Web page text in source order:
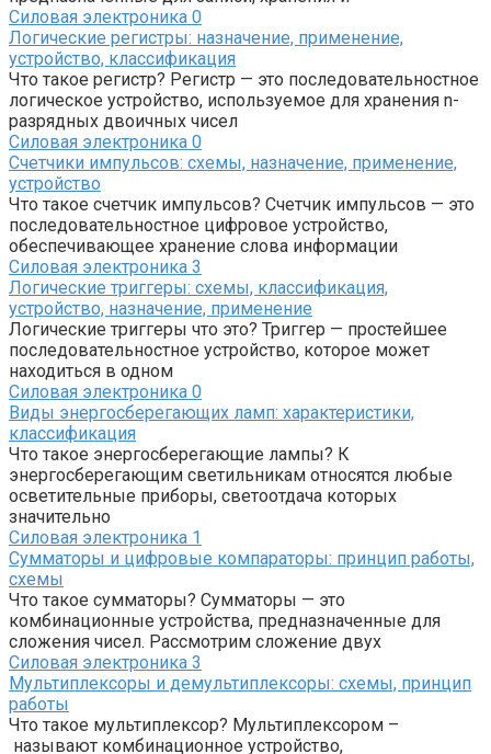
Силовая электроника 0
Логические регистры: назначение, применение,
устройство, классификация
Что такое регистр? Регистр — это последовательностное
логическое устройство, используемое для хранения n-
разрядных двоичных чисел
Силовая электроника 0
Счетчики импульсов: схемы, назначение, применение,
устройство
Что такое счетчик импульсов? Счетчик импульсов — это
последовательностное цифровое устройство,
обеспечивающее хранение слова информации
Силовая электроника 3
Логические триггеры: схемы, классификация,
устройство, назначение, применение
Логические триггеры что это? Триггер — простейшее
последовательностное устройство, которое может
находиться в одном
Силовая электроника 0
Виды энергосберегающих ламп: характеристики,
классификация
Что такое энергосберегающие лампы? К
энергосберегающим светильникам относятся любые
осветительные приборы, светоотдача которых
значительно
Силовая электроника 1
Сумматоры и цифровые компараторы: принцип работы,
схемы
Что такое сумматоры? Сумматоры — это
комбинационные устройства, предназначенные для
сложения чисел. Рассмотрим сложение двух
Силовая электроника 3
Мультиплексоры и демультиплексоры: схемы, принцип
работы
Что такое мультиплексор? Мультиплексором –
называют комбинационное устройство,